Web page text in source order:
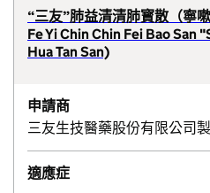
“三友”肺益清清肺寳散（寧嗽
Fe Yi Chin Chin Fei Bao San
Hua Tan San)
申請商
三友生技醫藥股份有限公司
適應症